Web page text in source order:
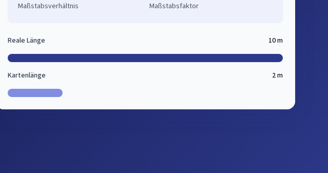
Maßstabsverhältnis Maßstabsfaktor
Reale Länge 10 m
Kartenlänge 2 m